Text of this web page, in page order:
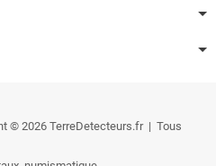
© 2026 TerreDetecteurs.fr| Tous